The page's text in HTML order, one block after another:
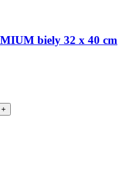
biely 32 x 40 cm